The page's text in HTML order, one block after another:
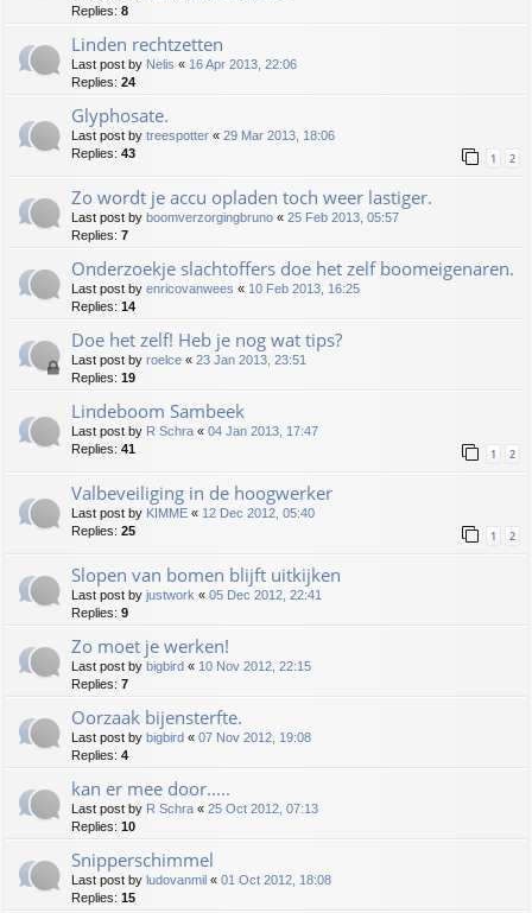
Replies: 8
Linden rechtzetten
Last post by Nelis « 16 Apr 2013, 22:06
Replies: 24
Glyphosate.
Last post by treespotter « 29 Mar 2013, 18:06
Replies: 43 1 2
Zo wordt je accu opladen toch weer lastiger.
Last post by boomverzorgingbruno « 25 Feb 2013, 05:57
Replies: 7
Onderzoekje slachtoffers doe het zelf boomeigenaren.
Last post by enricovanwees « 10 Feb 2013, 16:25
Replies: 14
Doe het zelf! Heb je nog wat tips?
Last post by roelce « 23 Jan 2013, 23:51
Replies: 19
Lindeboom Sambeek
Last post by R Schra « 04 Jan 2013, 17:47
Replies: 41 1 2
Valbeveiliging in de hoogwerker
Last post by KIMME « 12 Dec 2012, 05:40
Replies: 25 1 2
Slopen van bomen blijft uitkijken
Last post by justwork « 05 Dec 2012, 22:41
Replies: 9
Zo moet je werken!
Last post by bigbird « 10 Nov 2012, 22:15
Replies: 7
Oorzaak bijensterfte.
Last post by bigbird « 07 Nov 2012, 19:08
Replies: 4
kan er mee door.....
Last post by R Schra « 25 Oct 2012, 07:13
Replies: 10
Snipperschimmel
Last post by ludovanmil « 01 Oct 2012, 18:08
Replies: 15